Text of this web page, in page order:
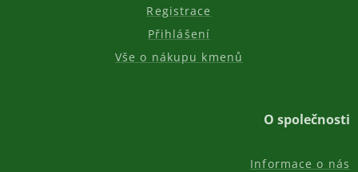
Registrace
Přihlášení
Vše o nákupu kmenů
O společnosti
Informace o nás